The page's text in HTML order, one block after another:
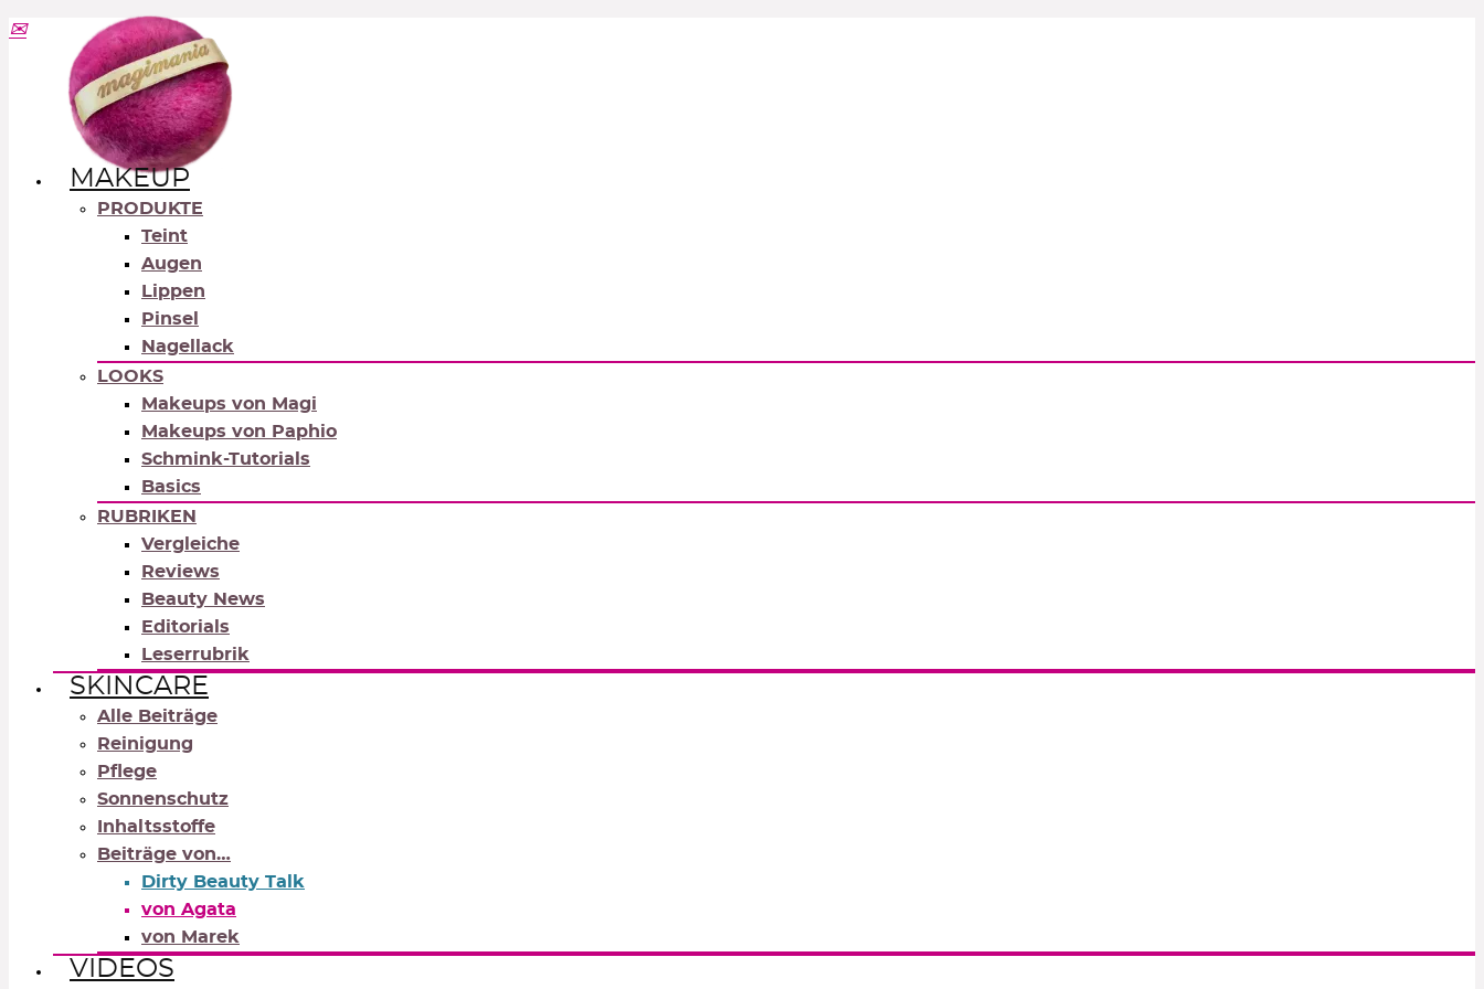
MAKEUP
PRODUKTE
Teint
Augen
Lippen
Pinsel
Nagellack
LOOKS
Makeups von Magi
Makeups von Paphio
Schmink-Tutorials
Basics
RUBRIKEN
Vergleiche
Reviews
Beauty News
Editorials
Leserrubrik
SKINCARE
Alle Beiträge
Reinigung
Pflege
Sonnenschutz
Inhaltsstoffe
Beiträge von…
Dirty Beauty Talk
von Agata
von Marek
VIDEOS